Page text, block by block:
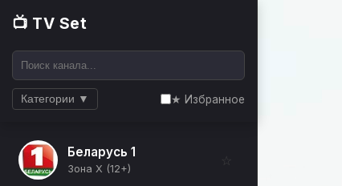
📺 TV Set
Категории ▼ ★ Избранное
Беларусь 1
Зона Х (12+)
☆